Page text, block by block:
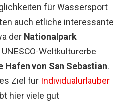
für Wassersport
auch etliche interessante
der Nationalpark
Weltkulturerbe
Hafen von San Sebastian.
Ziel für Individualurlauber
hier viele gut